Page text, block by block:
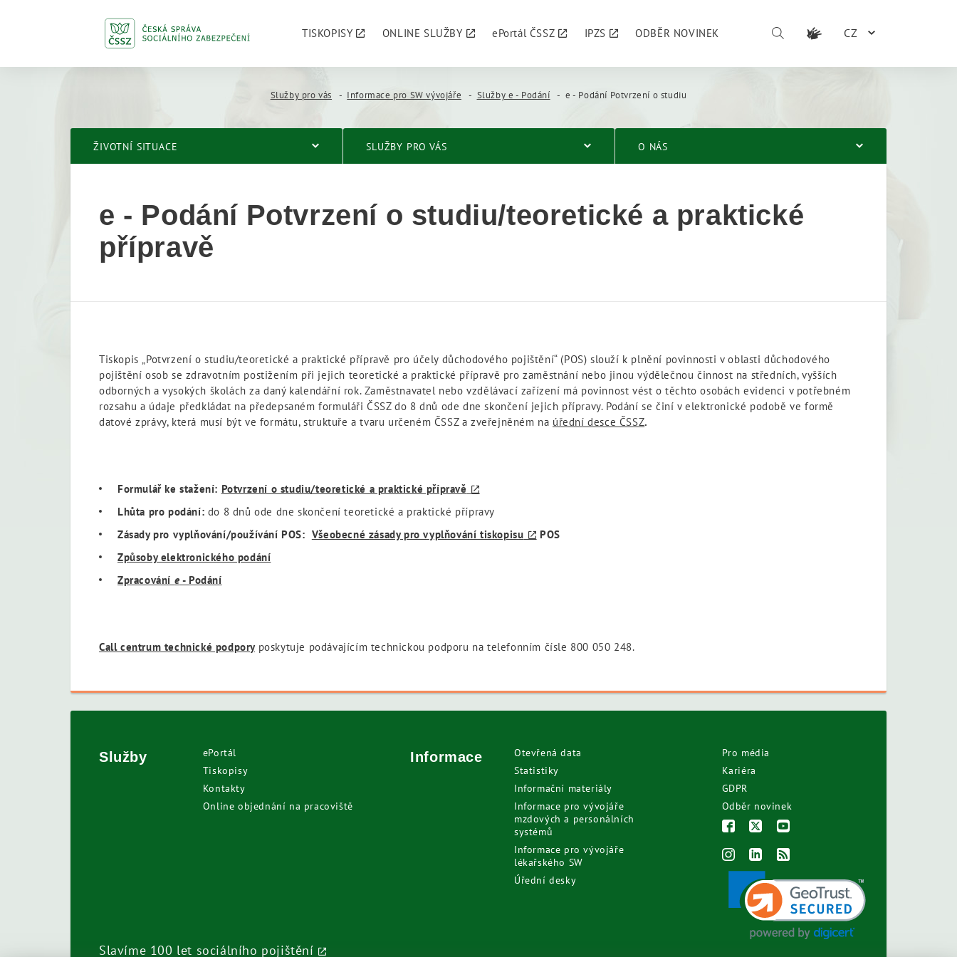
TISKOPISY ONLINE SLUŽBY ePortál ČSSZ IPZS ODBĚR NOVINEK CZ
Služby pro vás Informace pro SW vývojáře Služby e - Podání e - Podání Potvrzení o studiu
ŽIVOTNÍ SITUACE SLUŽBY PRO VÁS O NÁS
e - Podání Potvrzení o studiu/teoretické a praktické
přípravě
Tiskopis „Potvrzení o studiu/teoretické a praktické přípravě pro účely důchodového pojištění“ (POS) slouží k plnění povinnosti v oblasti důchodového
pojištění osob se zdravotním postižením při jejich teoretické a praktické přípravě pro zaměstnání nebo jinou výdělečnou činnost na středních, vyšších
odborných a vysokých školách za daný kalendářní rok. Zaměstnavatel nebo vzdělávací zařízení má povinnost vést o těchto osobách evidenci v potřebném
rozsahu a údaje předkládat na předepsaném formuláři ČSSZ do 8 dnů ode dne skončení jejich přípravy. Podání se činí v elektronické podobě ve formě
datové zprávy, která musí být ve formátu, struktuře a tvaru určeném ČSSZ a zveřejněném na úřední desce ČSSZ.
Formulář ke stažení: Potvrzení o studiu/teoretické a praktické přípravě
Lhůta pro podání: do 8 dnů ode dne skončení teoretické a praktické přípravy
Zásady pro vyplňování/používání POS: Všeobecné zásady pro vyplňování tiskopisu
POS
Způsoby elektronického podání
Zpracování e - Podání
Call centrum technické podpory poskytuje podávajícím technickou podporu na telefonním čísle 800 050 248.
Služby
ePortál
Tiskopisy
Kontakty
Online objednání na pracoviště
Informace
Otevřená data
Statistiky
Informační materiály
Informace pro vývojáře
mzdových a personálních
systémů
Informace pro vývojáře
lékařského SW
Úřední desky
Pro média
Kariéra
GDPR
Odběr novinek
Slavíme 100 let sociálního pojištění